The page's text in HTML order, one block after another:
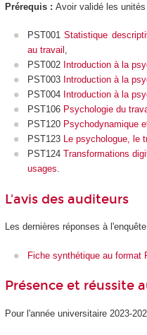
Prérequis : Avoir validé les
PST001Statistique
au travail ,
PST002 Introduction à la
PST003 Introduction à la
PST004 Introduction à la
PST106 Psychologie du
PST120 Psychodynamique
PST123 Le psychologue, le
PST124 Transformations
usages.
L'avis des auditeurs
Les dernières réponses à
Fiche synthétique au format
Présence et réussite
Pour l'année universitaire 2023-